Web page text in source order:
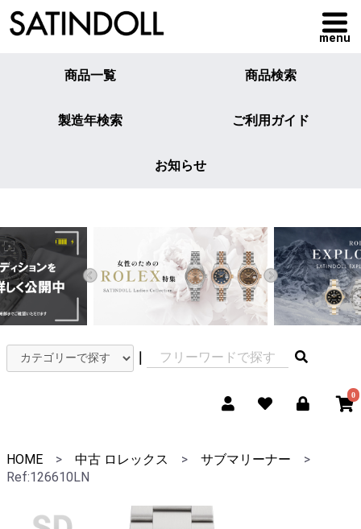
menu
商品一覧 商品検索
製造年検索 ご利用ガイド
お知らせ
｜
0
HOME > 中古 ロレックス > サブマリーナー
>
Ref:126610LN